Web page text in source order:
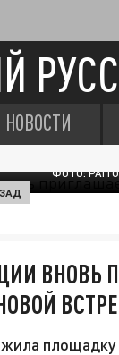
НОВОСТИ
ФОТО:
ВНОВЬ